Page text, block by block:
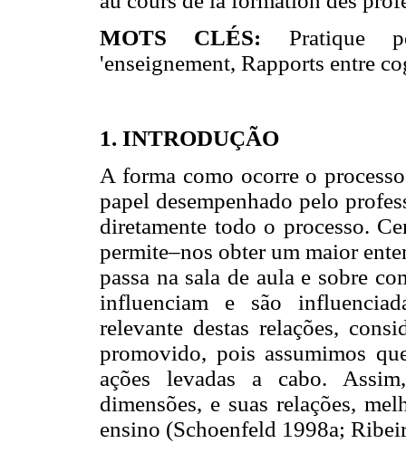
MOTS CLÉS: Pratique
'enseignement, Rapports entre
1. INTRODUÇÃO
A forma como ocorre o
papel desempenhado pelo
diretamente todo o processo.
permite–nos obter um maior
passa na sala de aula e sobre
influenciam e são
relevante destas relações,
promovido, pois assumimos
ações levadas a cabo.
dimensões, e suas relações,
ensino (Schoenfeld 1998a;